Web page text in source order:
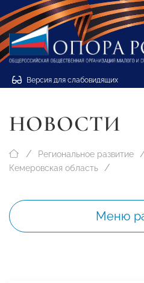
Версия для слабовидящих
НОВОСТИ
Региональное развитие
Кемеровская область
Меню